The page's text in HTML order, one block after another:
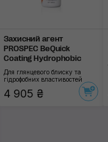
Захисний агент
PROSPEC BeQuick
Coating Hydrophobic
Для глянцевого блиску та
гідрофобних властивостей
4 905 ₴